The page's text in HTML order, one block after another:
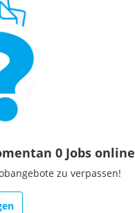
0 Jobs online
zu verpassen!